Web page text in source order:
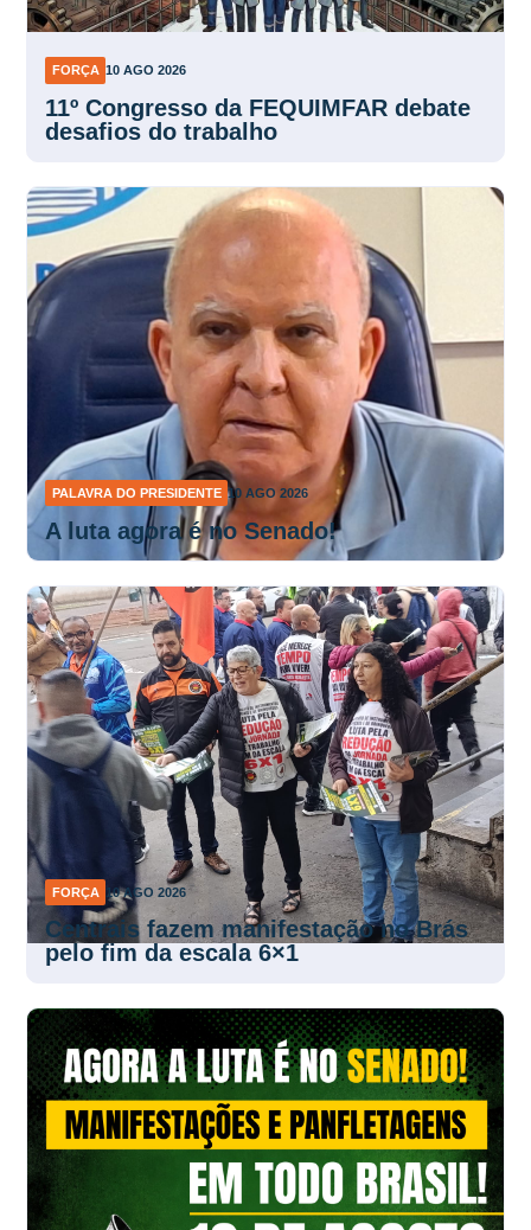
FORÇA 10 AGO 2026
11º Congresso da FEQUIMFAR debate
desafios do trabalho
PALAVRA DO PRESIDENTE 10 AGO 2026
A luta agora é no Senado!
FORÇA 10 AGO 2026
Centrais fazem manifestação no Brás
pelo fim da escala 6×1